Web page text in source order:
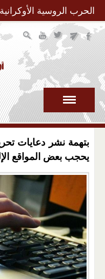
الحرب الروسية
بتهمة نشر دعايات
يحجب بعض المواقع